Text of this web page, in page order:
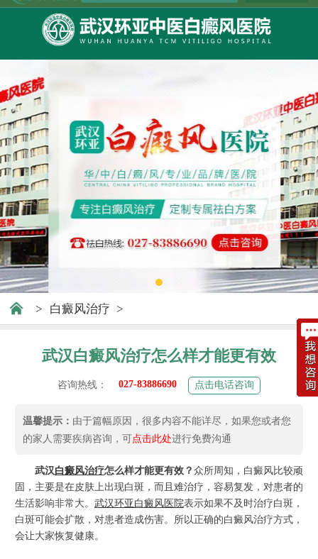
> 白癜风治疗 >
武汉白癜风治疗怎么样才能更有效
咨询热线： 027-83886690 点击电话咨询
温馨提示： 由于篇幅原因，很多内容不能详尽，如果您或者您
的家人需要疾病咨询，可点击此处进行免费沟通
武汉白癜风治疗怎么样才能更有效？ 众所周知，白癜风比较顽
固，主要是在皮肤上出现白斑，而且难治疗，容易复发，对患者的
生活影响非常大。 武汉环亚白癜风医院表示如果不及时治疗白斑，
白斑可能会扩散，对患者造成伤害。所以正确的白癜风治疗方式，
会让大家恢复健康。